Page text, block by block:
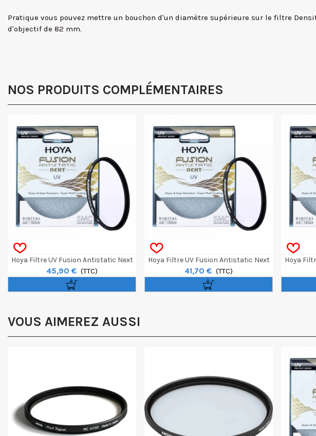
Pratique vous pouvez mettre un bouchon d'un diamètre supérieure sur le filtre
d'objectif de 82 mm.
NOS PRODUITS COMPLÉMENTAIRES
Hoya Filtre UV Fusion Antistatic Next
52mm
45,90 € (TTC)
Hoya Filtre UV Fusion Antistatic Next
82mm
41,70 € (TTC)
Hoya
VOUS AIMEREZ AUSSI